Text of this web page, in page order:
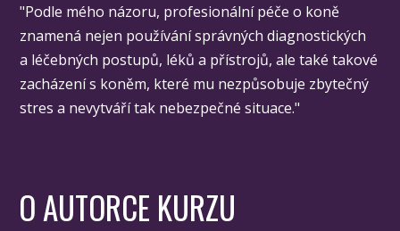
"Podle mého názoru, profesionální péče o koně
znamená nejen používání správných diagnostických
a léčebných postupů, léků a přístrojů, ale také takové
zacházení s koněm, které mu nezpůsobuje zbytečný
stres a nevytváří tak nebezpečné situace."
O AUTORCE KURZU